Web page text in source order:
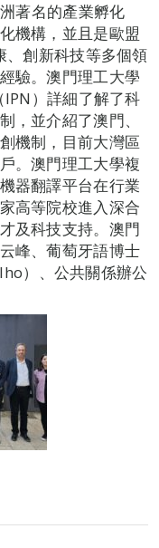
著名的產業孵化
機構，並且是歐盟
、創新科技等多個領
驗。澳門理工大學
）詳細了解了科
，並介紹了澳門、
機制，目前大灣區
。澳門理工大學複
器翻譯平台在行業
高等院校進入深合
及科技支持。澳門
峰、葡萄牙語博士
）、公共關係辦公